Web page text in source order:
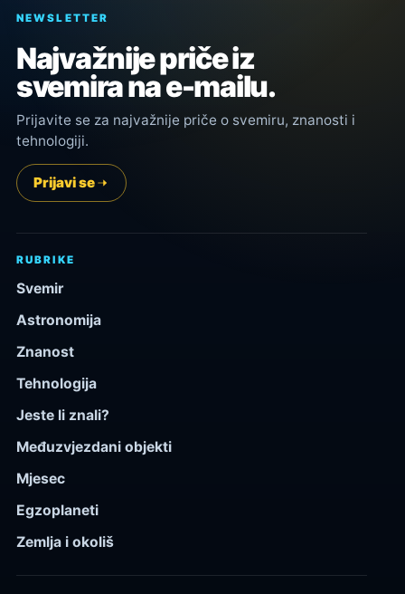
NEWSLETTER
Najvažnije priče iz
svemira na e-mailu.
Prijavite se za najvažnije priče o svemiru, znanosti i
tehnologiji.
Prijavi se
RUBRIKE
Svemir
Astronomija
Znanost
Tehnologija
Jeste li znali?
Međuzvjezdani objekti
Mjesec
Egzoplaneti
Zemlja i okoliš